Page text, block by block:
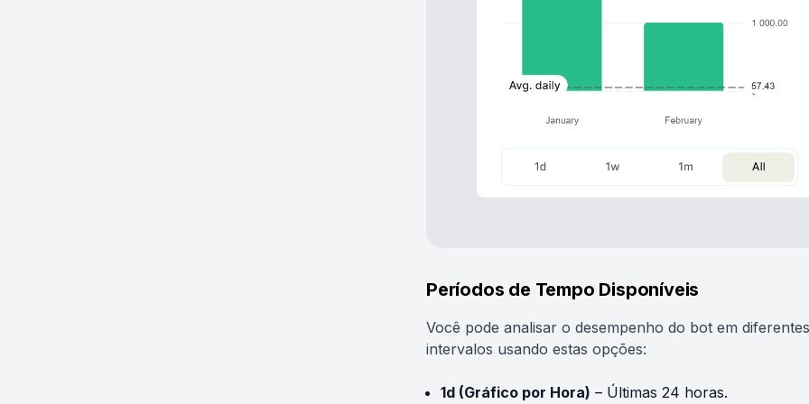
Períodos de Tempo Disponíveis
Você pode analisar o desempenho do bot em diferentes
intervalos usando estas opções:
1d (Gráfico por Hora) – Últimas 24 horas.